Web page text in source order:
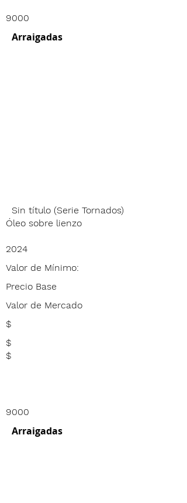
9000
Arraigadas
Sin título (Serie Tornados)
Óleo sobre lienzo
2024
Valor de Mínimo:
Precio Base
Valor de Mercado
$
$
$
9000
Arraigadas